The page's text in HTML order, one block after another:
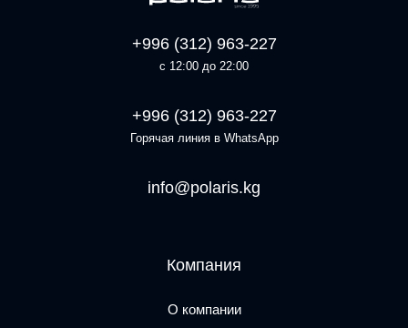
+996 (312) 963-227
с 12:00 до 22:00
+996 (312) 963-227
Горячая линия в WhatsApp
info@polaris.kg
Компания
О компании